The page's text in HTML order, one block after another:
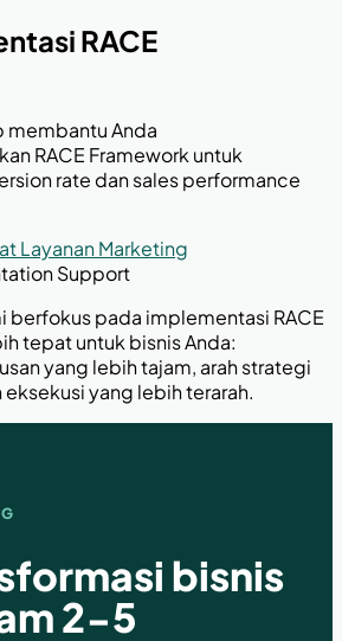
RACE
membantu Anda
RACE Framework untuk
rate dan sales performance
Layanan Marketing
Support
berfokus pada implementasi RACE
tepat untuk bisnis Anda:
yang lebih tajam, arah strategi
yang lebih terarah.
bisnis
2-5